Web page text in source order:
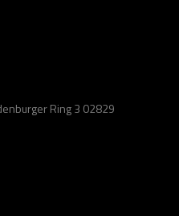
Ring 3 02829